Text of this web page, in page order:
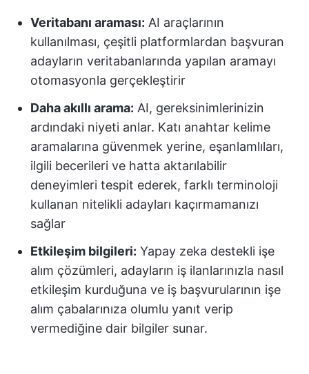
Veritabanı araması: AI araçlarının
kullanılması, çeşitli platformlardan başvuran
adayların veritabanlarında yapılan aramayı
otomasyonla gerçekleştirir
Daha akıllı arama: AI, gereksinimlerinizin
ardındaki niyeti anlar. Katı anahtar kelime
aramalarına güvenmek yerine, eşanlamlıları,
ilgili becerileri ve hatta aktarılabilir
deneyimleri tespit ederek, farklı terminoloji
kullanan nitelikli adayları kaçırmamanızı
sağlar
Etkileşim bilgileri: Yapay zeka destekli işe
alım çözümleri, adayların iş ilanlarınızla nasıl
etkileşim kurduğuna ve iş başvurularının işe
alım çabalarınıza olumlu yanıt verip
vermediğine dair bilgiler sunar.